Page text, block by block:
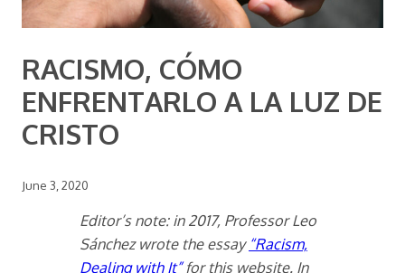
RACISMO, CÓMO
ENFRENTARLO A LA LUZ DE
CRISTO
June 3, 2020
Editor’s note: in 2017, Professor Leo
Sánchez wrote the essay “Racism,
Dealing with It”for this website. In